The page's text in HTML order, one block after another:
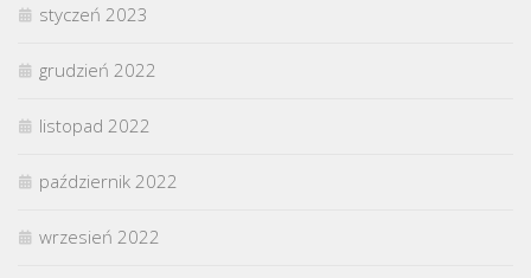
styczeń 2023
grudzień 2022
listopad 2022
październik 2022
wrzesień 2022